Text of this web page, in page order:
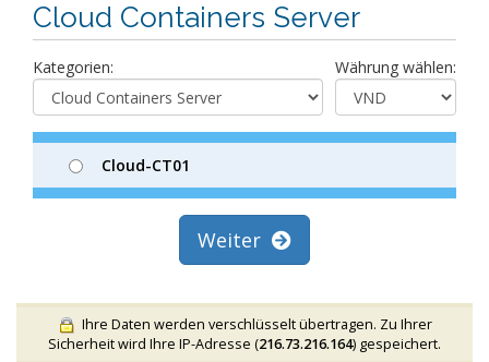
Cloud Containers Server
Kategorien: Währung wählen:
Cloud-CT01
Weiter
Ihre Daten werden verschlüsselt übertragen. Zu Ihrer
Sicherheit wird Ihre IP-Adresse (216.73.216.164) gespeichert.